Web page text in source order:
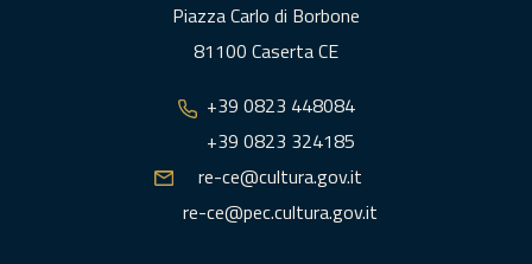
Piazza Carlo di Borbone
81100 Caserta CE
+39 0823 448084
+39 0823 324185
re-ce@cultura.gov.it
re-ce@pec.cultura.gov.it